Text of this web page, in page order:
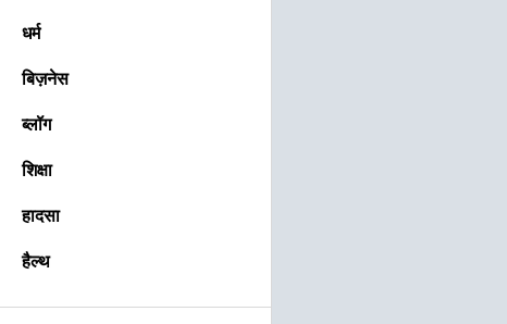
धर्म
बिज़नेस
ब्लॉग
शिक्षा
हादसा
हैल्थ